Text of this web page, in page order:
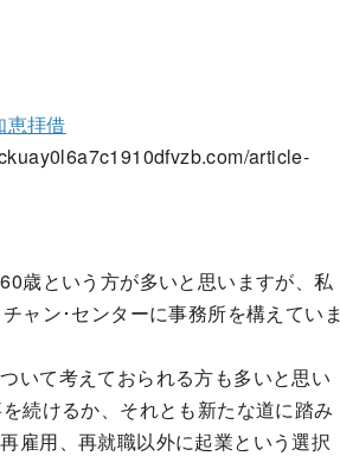
拝借
article-
歳という方が多いと思いますが、私
ャン･センターに事務所を構えていま
いて考えておられる方も多いと思い
続けるか、それとも新たな道に踏み
雇用、再就職以外に起業という選択